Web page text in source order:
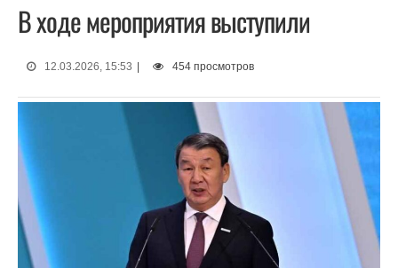
В ходе мероприятия выступили
12.03.2026, 15:53 454 просмотров